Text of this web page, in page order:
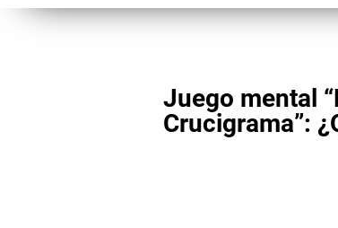
Juego mental
Crucigrama”: